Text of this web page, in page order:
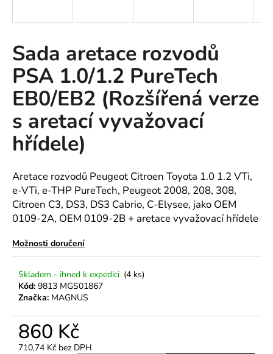
Sada aretace rozvodů
PSA 1.0/1.2 PureTech
EB0/EB2 (Rozšířená verze
s aretací vyvažovací
hřídele)
Aretace rozvodů Peugeot Citroen Toyota 1.0 1.2 VTi,
e-VTi, e-THP PureTech, Peugeot 2008, 208, 308,
Citroen C3, DS3, DS3 Cabrio, C-Elysee, jako OEM
0109-2A, OEM 0109-2B + aretace vyvažovací hřídele
Možnosti doručení
Skladem - ihned k expedici (4 ks)
Kód: 9813 MGS01867
Značka: MAGNUS
860 Kč
710,74 Kč bez DPH
í
t
?
HLEDAT
D
o
p
r
u
u
e
m